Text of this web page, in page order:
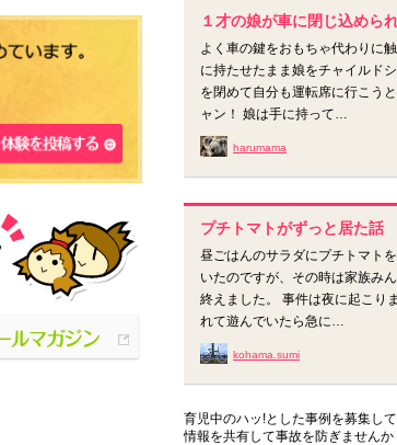
１才の娘が車に閉じ込められ
よく車の鍵をおもちゃ代わりに
に持たせたまま娘をチャイルド
を閉めて自分も運転席に行こう
ャン！ 娘は手に持って…
harumama
プチトマトがずっと居た話
昼ごはんのサラダにプチトマト
いたのですが、その時は家族み
終えました。 事件は夜に起こり
れて遊んでいたら急に…
kohama.sumi
育児中のハッ!とした事例を募集し
情報を共有して事故を防ぎませんか